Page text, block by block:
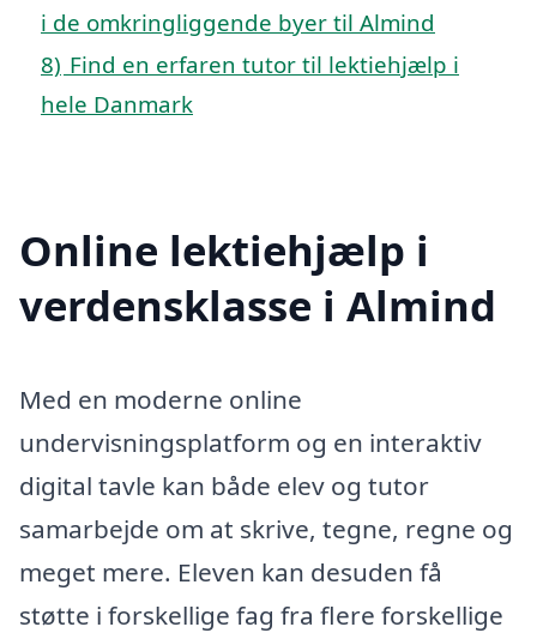
i de omkringliggende byer til Almind
8) Find en erfaren tutor til lektiehjælp i
hele Danmark
Online lektiehjælp i
verdensklasse i Almind
Med en moderne online
undervisningsplatform og en interaktiv
digital tavle kan både elev og tutor
samarbejde om at skrive, tegne, regne og
meget mere. Eleven kan desuden få
støtte i forskellige fag fra flere forskellige